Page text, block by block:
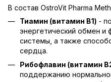
В состав OstroVit Pharma
Тиамин (витамин B1) -
энергетический обмен и
системы, а также
сердца.
Рибофлавин (витамин
поддержанию